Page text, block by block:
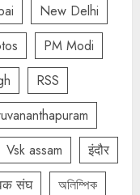
New Delhi
PM Modi
RSS
Vsk assam
इंदौर
संघ অলিম্পিক